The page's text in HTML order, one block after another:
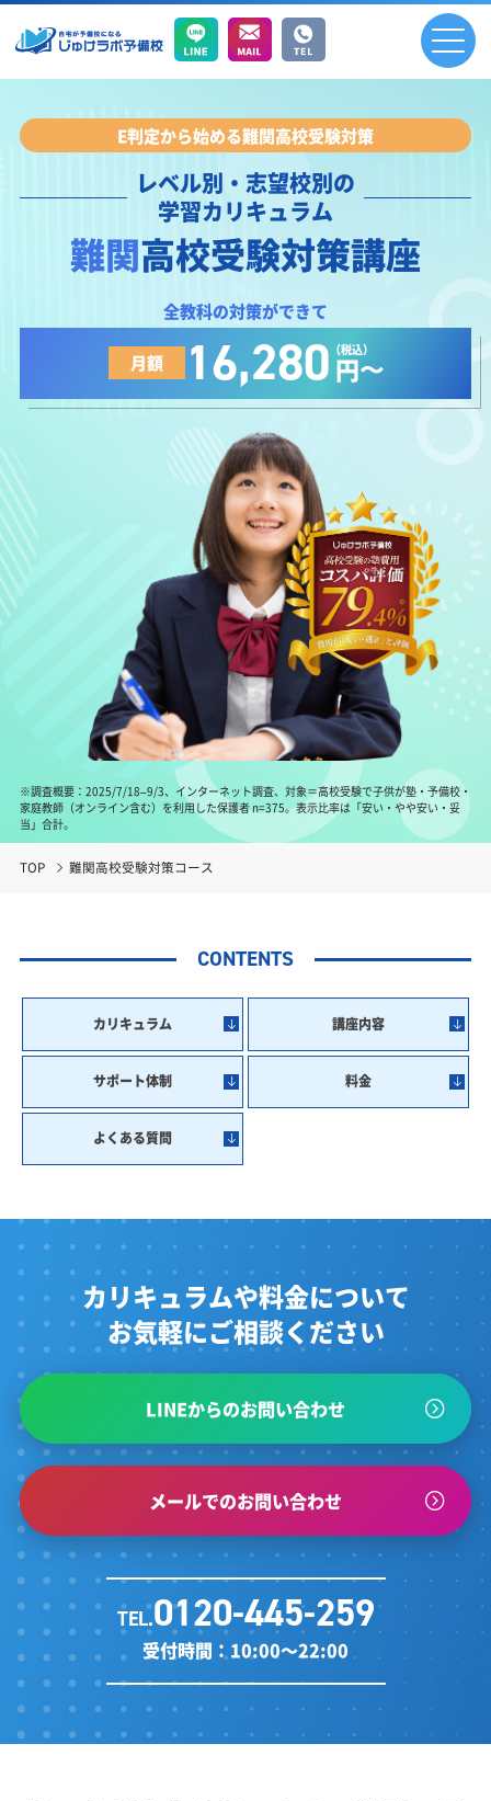
E判定から始める難関高校受験対策
レベル別・志望校別の
学習カリキュラム
難関高校受験対策講座
全教科の対策ができて
月額 16,280 円〜
（税込）
※調査概要：2025/7/18–9/3、インターネット調査、対象＝高校受験で子供が塾・予備校・
家庭教師（オンライン含む）を利用した保護者 n=375。表示比率は「安い・やや安い・妥
当」合計。
TOP 難関高校受験対策コース
CONTENTS
カリキュラム 講座内容
サポート体制 料金
よくある質問
カリキュラムや料金について
お気軽にご相談ください
LINEからのお問い合わせ
メールでのお問い合わせ
TEL.0120-445-259
受付時間：10:00～22:00